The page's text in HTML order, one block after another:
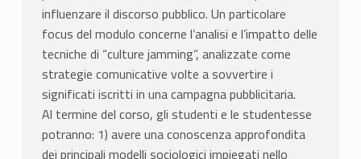
influenzare il discorso pubblico. Un particolare
focus del modulo concerne l’analisi e l’impatto delle
tecniche di “culture jamming”, analizzate come
strategie comunicative volte a sovvertire i
significati iscritti in una campagna pubblicitaria.
Al termine del corso, gli studenti e le studentesse
potranno: 1) avere una conoscenza approfondita
dei principali modelli sociologici impiegati nello